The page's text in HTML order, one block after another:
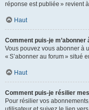
réponse est publiée » revient
Haut
Comment puis-je
Vous pouvez vous abonner à
« S’abonner au forum » situé
Haut
Comment puis-je résilier
Pour résilier vos